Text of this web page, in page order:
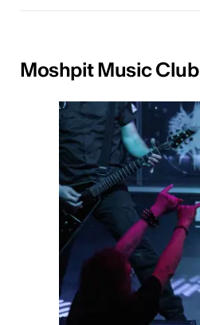
Moshpit Music Club